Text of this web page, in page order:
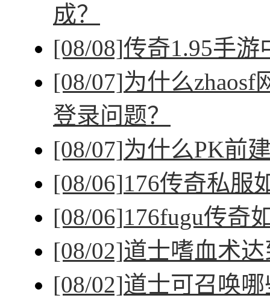
成？
[08/08]传奇1.95手
[08/07]为什么
登录问题？
[08/07]为什么PK前
[08/06]176传奇私服
[08/06]176fugu传奇
[08/02]道士嗜血术
[08/02]道士可召唤